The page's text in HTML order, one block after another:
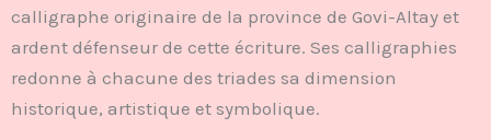
calligraphe originaire de la province de Govi-Altay et
ardent défenseur de cette écriture. Ses calligraphies
redonne à chacune des triades sa dimension
historique, artistique et symbolique.